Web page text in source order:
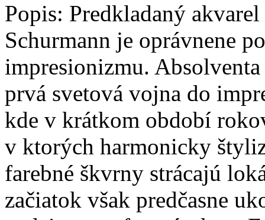
Popis: Predkladaný
Schurmann je oprávnene
impresionizmu.
prvá svetová vojna do
kde v krátkom období
v ktorých harmonicky
farebné škvrny strácajú
začiatok však predčasne